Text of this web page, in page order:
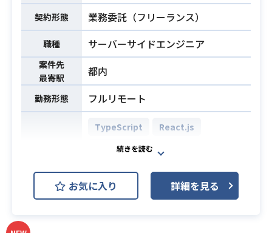
契約形態 業務委託（フリーランス）
職種 サーバーサイドエンジニア
案件先
最寄駅
都内
勤務形態 フルリモート
開発環境
TypeScript
React.js
PostgreSQL
AWS (Amazon Web Services)
Docker
GitHub
お気に入り 詳細を見る